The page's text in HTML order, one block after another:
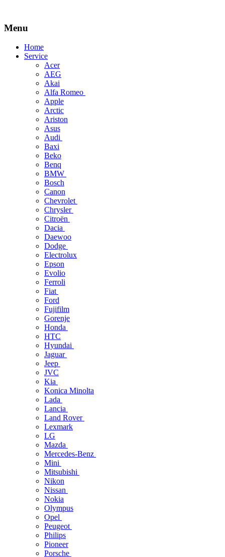
Menu
Skip
Home
Service
Acer
AEG
Akai
Alfa Romeo
Apple
Arctic
Ariston
Asus
Audi
Baxi
Beko
Benq
BMW
Bosch
Canon
Chevrolet
Chrysler
Citroën
Dacia
Daewoo
Dodge
Electrolux
Epson
Evolio
Ferroli
Fiat
Ford
Fujifilm
Gorenje
Honda
HTC
Hyundai
Jaguar
Jeep
JVC
Kia
Konica Minolta
Lada
Lancia
Land Rover
Lexmark
LG
Mazda
Mercedes-Benz
Mini
Mitsubishi
Nikon
Nissan
Nokia
Olympus
Opel
Peugeot
Philips
Pioneer
Porsche